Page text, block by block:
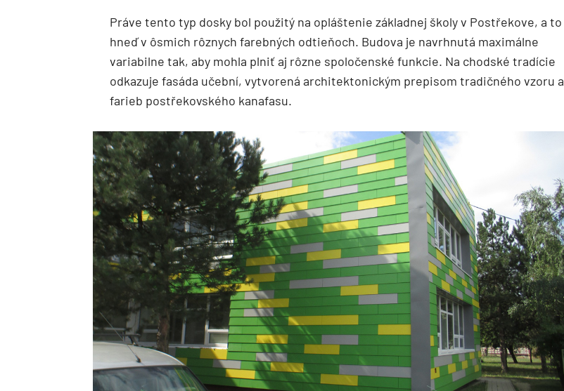
Práve tento typ dosky bol použitý na opláštenie základnej školy v Postřekove, a to
hneď v ôsmich rôznych farebných odtieňoch. Budova je navrhnutá maximálne
variabilne tak, aby mohla plniť aj rôzne spoločenské funkcie. Na chodské tradície
odkazuje fasáda učební, vytvorená architektonickým prepisom tradičného vzoru a
farieb postřekovského kanafasu.